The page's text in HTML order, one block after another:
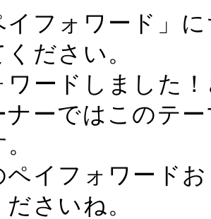
イフォワード」
ださい。
ワードしました
ナーではこのテ
ペイフォワード
さいね。